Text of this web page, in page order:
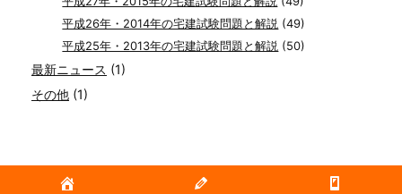
平成26年・2014年の宅建試験問題と解説 (49)
平成25年・2013年の宅建試験問題と解説 (50)
最新ニュース (1)
その他 (1)